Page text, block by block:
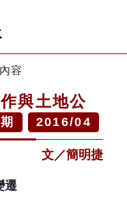
網站導覽
服諮詢
容
與土地公
期 2016/04
文／簡明捷
遷